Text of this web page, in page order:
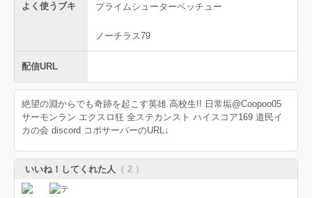
よく使うブキ プライムシューターベッチュー
ノーチラス79
配信URL
絶望の淵からでも奇跡を起こす英雄 高校生!! 日常垢@Coopoo05
サーモンラン エクスロ狂 全ステカンスト ハイスコア169 道民イ
カの会 discord コポサーバーのURL↓
いいね！してくれた人 （ 2 ）